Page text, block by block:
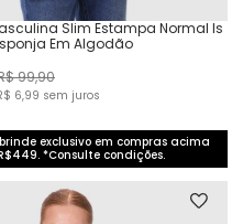
Slim Estampa Normal Is
Em Algodão
99,90
6,99 sem juros
exclusivo em compras acima
*Consulte condições.